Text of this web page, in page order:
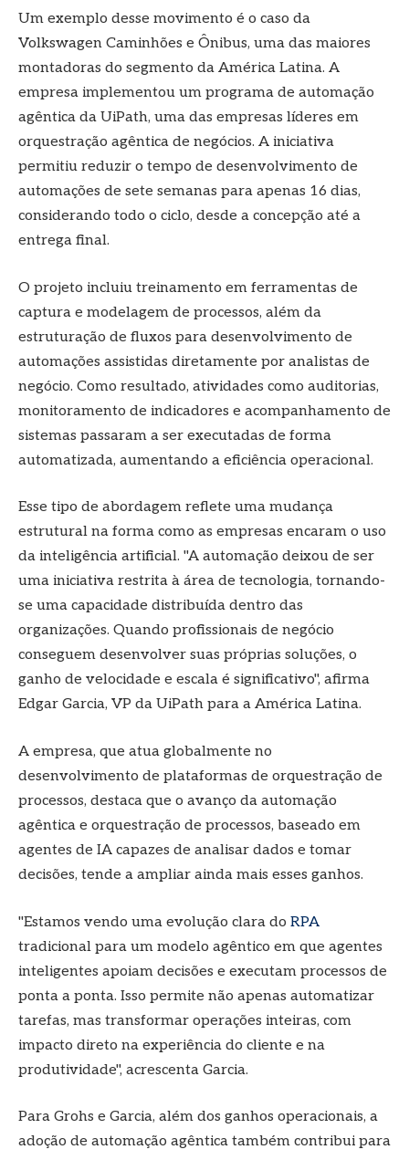
Um exemplo desse movimento é o caso da
Volkswagen Caminhões e Ônibus, uma das maiores
montadoras do segmento da América Latina. A
empresa implementou um programa de automação
agêntica da UiPath, uma das empresas líderes em
orquestração agêntica de negócios. A iniciativa
permitiu reduzir o tempo de desenvolvimento de
automações de sete semanas para apenas 16 dias,
considerando todo o ciclo, desde a concepção até a
entrega final.
O projeto incluiu treinamento em ferramentas de
captura e modelagem de processos, além da
estruturação de fluxos para desenvolvimento de
automações assistidas diretamente por analistas de
negócio. Como resultado, atividades como auditorias,
monitoramento de indicadores e acompanhamento de
sistemas passaram a ser executadas de forma
automatizada, aumentando a eficiência operacional.
Esse tipo de abordagem reflete uma mudança
estrutural na forma como as empresas encaram o uso
da inteligência artificial. "A automação deixou de ser
uma iniciativa restrita à área de tecnologia, tornando-
se uma capacidade distribuída dentro das
organizações. Quando profissionais de negócio
conseguem desenvolver suas próprias soluções, o
ganho de velocidade e escala é significativo", afirma
Edgar Garcia, VP da UiPath para a América Latina.
A empresa, que atua globalmente no
desenvolvimento de plataformas de orquestração de
processos, destaca que o avanço da automação
agêntica e orquestração de processos, baseado em
agentes de IA capazes de analisar dados e tomar
decisões, tende a ampliar ainda mais esses ganhos.
"Estamos vendo uma evolução clara do RPA
tradicional para um modelo agêntico em que agentes
inteligentes apoiam decisões e executam processos de
ponta a ponta. Isso permite não apenas automatizar
tarefas, mas transformar operações inteiras, com
impacto direto na experiência do cliente e na
produtividade", acrescenta Garcia.
Para Grohs e Garcia, além dos ganhos operacionais, a
adoção de automação agêntica também contribui para